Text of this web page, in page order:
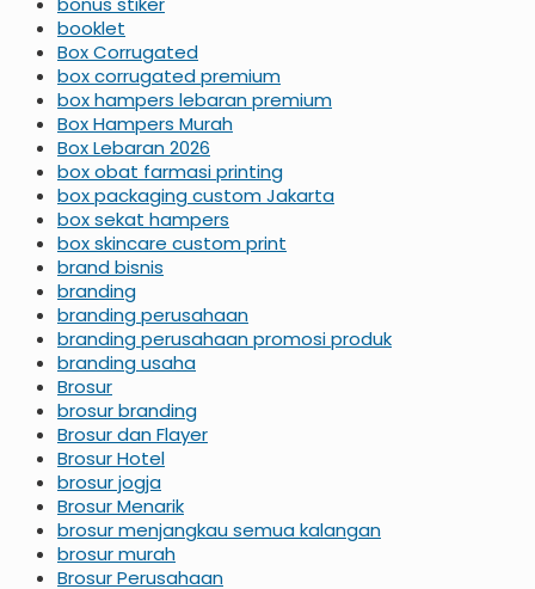
booklet
Box Corrugated
box corrugated premium
box hampers lebaran premium
Box Hampers Murah
Box Lebaran 2026
box obat farmasi printing
box packaging custom Jakarta
box sekat hampers
box skincare custom print
brand bisnis
branding
branding perusahaan
branding perusahaan promosi produk
branding usaha
Brosur
brosur branding
Brosur dan Flayer
Brosur Hotel
brosur jogja
Brosur Menarik
brosur menjangkau semua kalangan
brosur murah
Brosur Perusahaan